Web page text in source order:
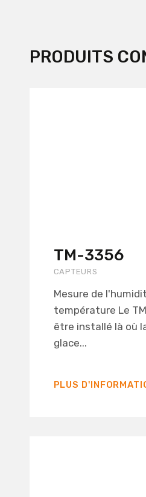
PRODUITS
TM-3356
CAPTEURS
Mesure de
température Le
être installé là où
glace...
PLUS